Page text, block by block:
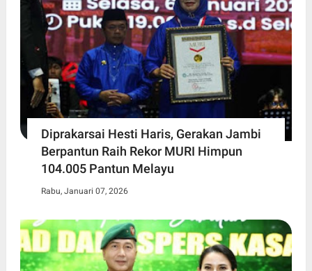
Diprakarsai Hesti Haris, Gerakan Jambi
Berpantun Raih Rekor MURI Himpun
104.005 Pantun Melayu
Rabu, Januari 07, 2026